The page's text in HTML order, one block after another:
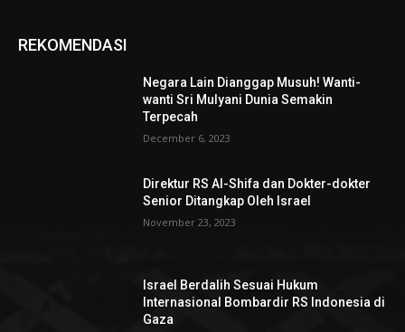
REKOMENDASI
Negara Lain Dianggap Musuh! Wanti-
wanti Sri Mulyani Dunia Semakin
Terpecah
December 6, 2023
Direktur RS Al-Shifa dan Dokter-dokter
Senior Ditangkap Oleh Israel
November 23, 2023
Israel Berdalih Sesuai Hukum
Internasional Bombardir RS Indonesia di
Gaza